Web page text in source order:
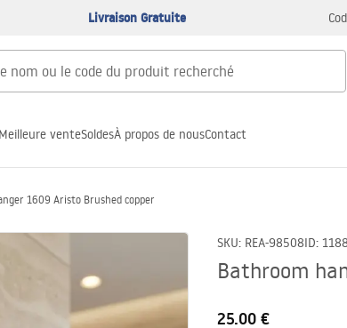
Livraison Gratuite
Meilleure venteSoldesÀ propos de nousContact
1609 Aristo Brushed copper
SKU: REA-98508ID:
Bathroom
25.00 €